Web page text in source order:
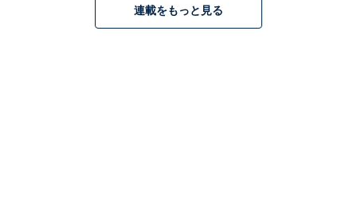
連載をもっと見る